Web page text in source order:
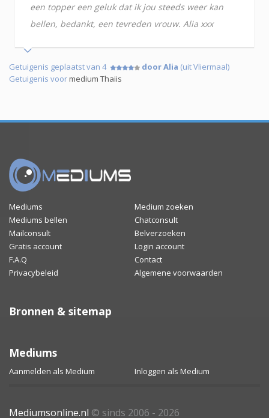
een topper een geluk dat ik jou steeds weer kan
bellen, bedankt, een tevreden vrouw. Alia xxx
Getuigenis geplaatst van 4 door Alia (uit Vliermaal)
Getuigenis voormedium Thaiis
Mediums
Medium zoeken
Mediums bellen
Chatconsult
Mailconsult
Belverzoeken
Gratis account
Login account
F.A.Q
Contact
Privacybeleid
Algemene voorwaarden
Bronnen & sitemap
Mediums
Aanmelden als Medium Inloggen als Medium
Mediumsonline.nl © sinds 2006 - 2026